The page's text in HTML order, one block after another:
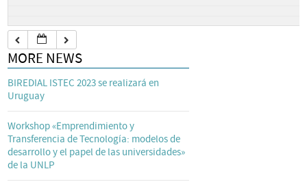
MORE NEWS
BIREDIAL ISTEC 2023 se realizará en
Uruguay
Workshop «Emprendimiento y
Transferencia de Tecnología: modelos de
desarrollo y el papel de las universidades»
de la UNLP